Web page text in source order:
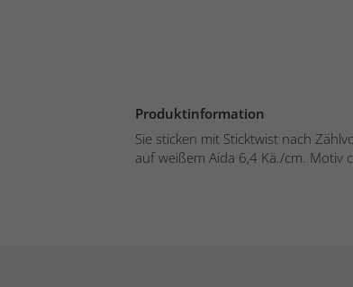
Produktinformation
Sie sticken mit Sticktwist nach
auf weißem Aida 6,4 Kä./cm. Motiv